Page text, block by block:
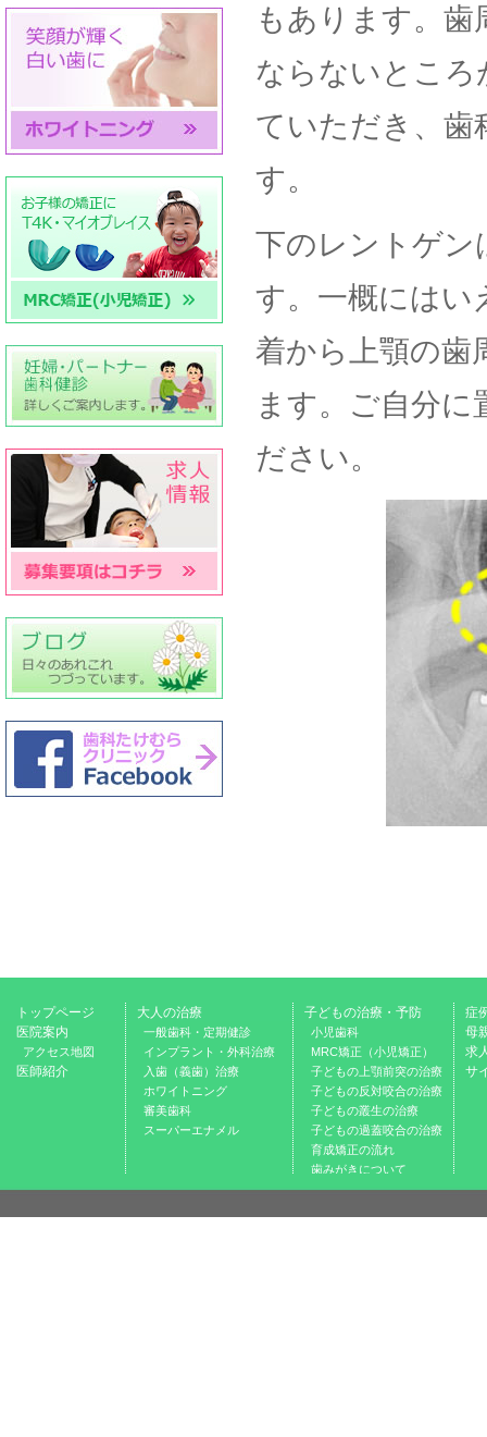
もあります。
ならないところ
ていただき、歯
す。
下のレントゲン
す。一概にはい
着から上顎の歯
ます。ご自分
ださい。
トップページ
医院案内
アクセス地図
医師紹介
大人の治療
一般歯科・定期健診
インプラント・外科治療
入歯（義歯）治療
ホワイトニング
審美歯科
スーパーエナメル
子どもの治療・予防
小児歯科
MRC矯正（小児矯正）
子どもの上顎前突の治療
子どもの反対咬合の治療
子どもの叢生の治療
子どもの過蓋咬合の治療
育成矯正の流れ
歯みがきについて
症
母
求
サ